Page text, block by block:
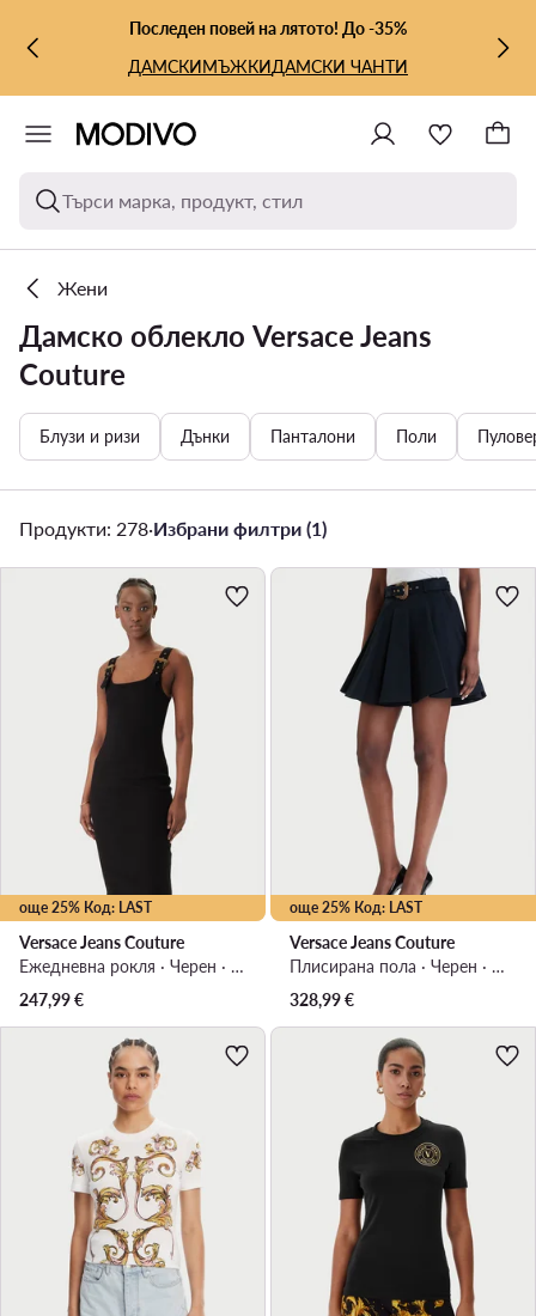
КЪМ ОСНОВНОТО СЪДЪРЖАНИЕ
КЪМ ТЪРСЕНЕПоследен повей на лятото! До -35%
ДАМСКИМЪЖКИДАМСКИ ЧАНТИ
Търси марка, продукт, стил
Жени
Дамско облекло Versace Jeans
Couture
Блузи и ризи Дънки Панталони Поли
Продукти: 278·Избрани филтри (1)
още 25% Код: LAST
Versace Jeans Couture
Ежедневна рокля · Черен · Мини
247,99€
още 25% Код: LAST
Versace Jeans Couture
Плисирана пола · Черен · Мини
328,99€